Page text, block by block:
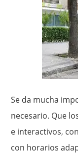
Se da mucha
necesario. Que
e interactivos,
con horarios